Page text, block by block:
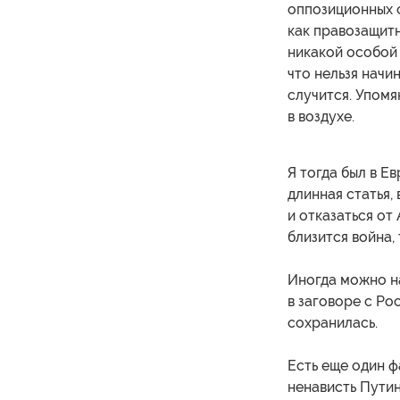
оппозиционных
как
никакой
что нельзя
случится.
в воздухе.
Я тогда был в
длинная
и отказаться
близится
Иногда можно
в заговоре с
сохранилась.
Есть еще один
ненависть